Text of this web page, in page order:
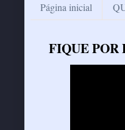
Página inicial
FIQUE POR